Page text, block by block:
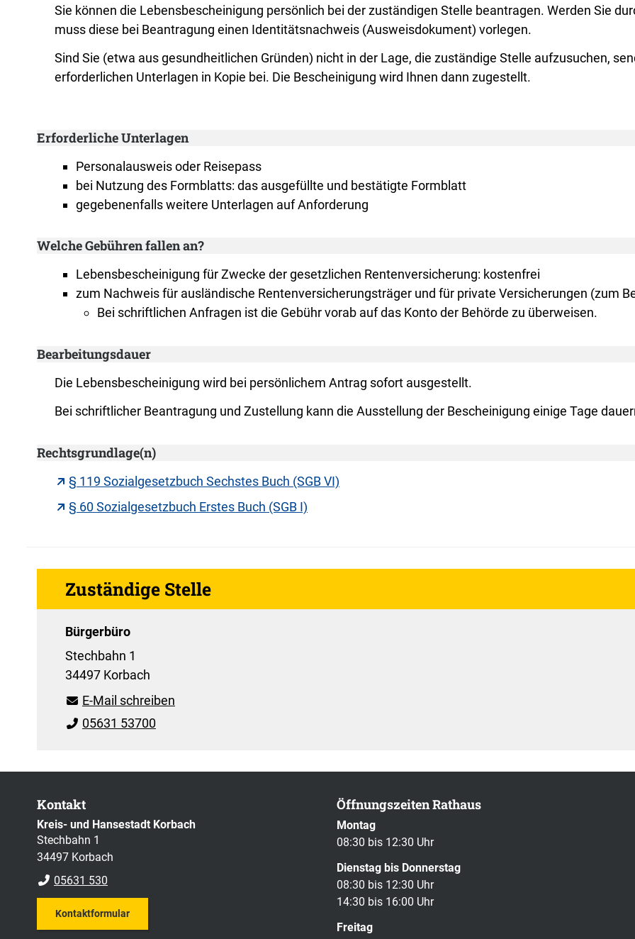
Sie können die Lebensbescheinigung persönlich bei der zuständigen Stelle beantragen. Werden Sie
muss diese bei Beantragung einen Identitätsnachweis (Ausweisdokument) vorlegen.
Sind Sie (etwa aus gesundheitlichen Gründen) nicht in der Lage, die zuständige Stelle aufzusuchen,
erforderlichen Unterlagen in Kopie bei. Die Bescheinigung wird Ihnen dann zugestellt.
Erforderliche Unterlagen
Personalausweis oder Reisepass
bei Nutzung des Formblatts: das ausgefüllte und bestätigte Formblatt
gegebenenfalls weitere Unterlagen auf Anforderung
Welche Gebühren fallen an?
Lebensbescheinigung für Zwecke der gesetzlichen Rentenversicherung: kostenfrei
zum Nachweis für ausländische Rentenversicherungsträger und für private Versicherungen (zum
Bei schriftlichen Anfragen ist die Gebühr vorab auf das Konto der Behörde zu überweisen.
Bearbeitungsdauer
Die Lebensbescheinigung wird bei persönlichem Antrag sofort ausgestellt.
Bei schriftlicher Beantragung und Zustellung kann die Ausstellung der Bescheinigung einige Tage
Rechtsgrundlage(n)
§ 119 Sozialgesetzbuch Sechstes Buch (SGB VI)
§ 60 Sozialgesetzbuch Erstes Buch (SGB I)
Zuständige Stelle
Bürgerbüro
Stechbahn 1
34497 Korbach
E-Mail schreiben
05631 53700
Kontakt
Kreis- und Hansestadt Korbach
Stechbahn 1
34497 Korbach
05631 530
Kontaktformular
Öffnungszeiten Rathaus
Montag
08:30 bis 12:30 Uhr
Dienstag bis Donnerstag
08:30 bis 12:30 Uhr
14:30 bis 16:00 Uhr
Freitag